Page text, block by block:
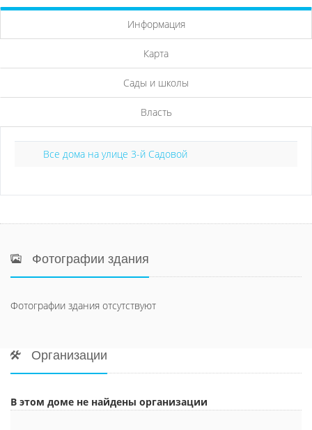
Информация
Карта
Сады и школы
Власть
Все дома на улице 3-й Садовой
Фотографии здания
Фотографии здания отсутствуют
Организации
В этом доме не найдены организации